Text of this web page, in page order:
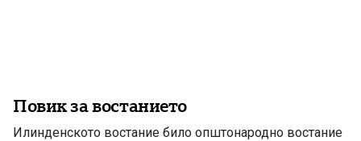
Повик за востанието
Илинденското востание било општонародно востание